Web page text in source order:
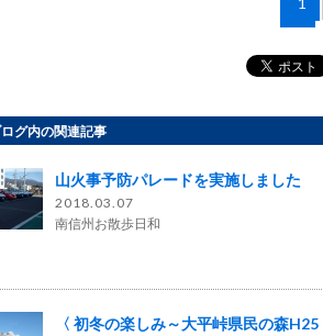
ログ内の関連記事
山火事予防パレードを実施しました
2018.03.07
南信州お散歩日和
〈 初冬の楽しみ～大平峠県民の森H25